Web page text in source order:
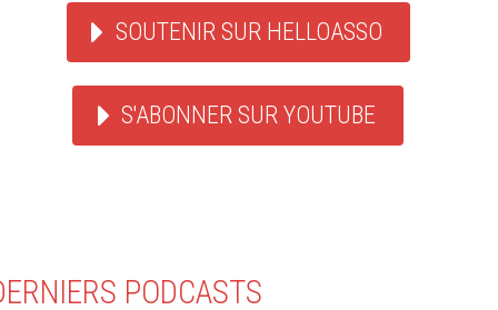
SOUTENIR SUR HELLOASSO
S'ABONNER SUR YOUTUBE
PODCASTS